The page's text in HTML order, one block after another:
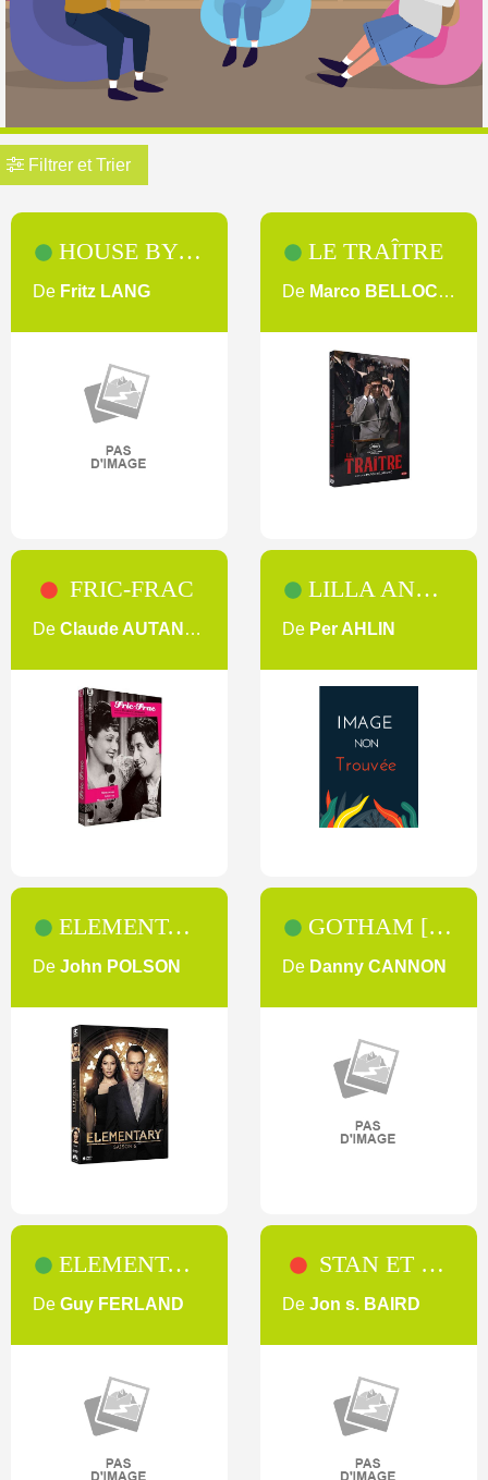
Filtrer et Trier
HOUSE BY THE RIVER
De Fritz LANG
LE TRAÎTRE
De Marco BELLOCCHIO
FRIC-FRAC
De Claude AUTANT-LARA
LILLA ANNA - KIT PÉDAGOGIQUE
De Per AHLIN
ELEMENTARY [SAISON 6]
De John POLSON
GOTHAM [SAISON 1]
De Danny CANNON
ELEMENTARY [3]
De Guy FERLAND
STAN ET OLLIE
De Jon s. BAIRD